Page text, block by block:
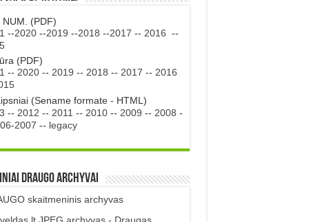
NUM. (PDF)
--2020--2019 --2018 --2017 -- 2016 --
(PDF)
-- 2020-- 2019 -- 2018 -- 2017 -- 2016
(Sename formate - HTML)
-- 2012 -- 2011 -- 2010-- 2009 -- 2008 -
2007 -- legacy
DRAUGO Archyvai
skaitmeninis archyvas
JPEG archyvas - Draugas